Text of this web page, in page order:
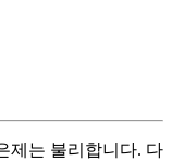
제는 불리합니다. 다